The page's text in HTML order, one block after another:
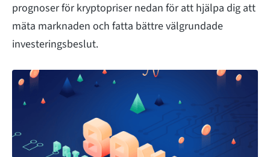
prognoser för kryptopriser nedan för att hjälpa dig att
mäta marknaden och fatta bättre välgrundade
investeringsbeslut.